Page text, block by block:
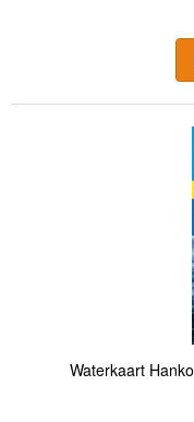
Waterkaart